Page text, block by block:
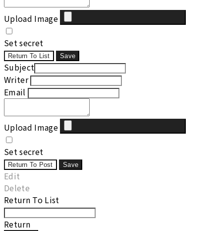
Upload Image
Set secret
Return To List Save
Subject
Writer
Email
Upload Image
Set secret
Return To Post Save
Edit
Delete
Return To List
Return